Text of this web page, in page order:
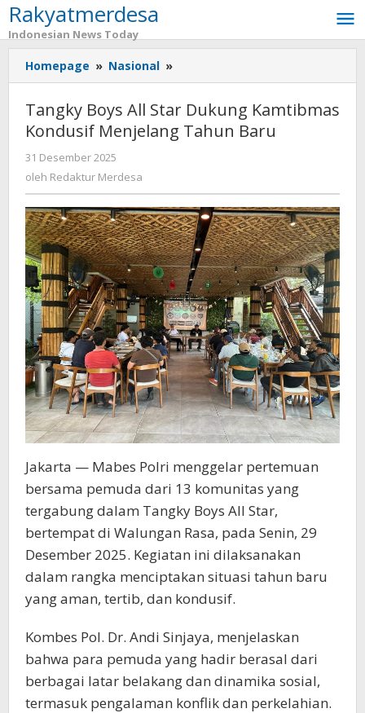
Lewati
ke
konten
Rakyatmerdesa
Indonesian News Today
Homepage » Nasional »
Boys
Star
Dukung
Baru
Tangky Boys All Star Dukung Kamtibmas
Kondusif Menjelang Tahun Baru
31 Desember 2025
Redaktur
oleh Redaktur Merdesa
Jakarta — Mabes Polri menggelar pertemuan
bersama pemuda dari 13 komunitas yang
tergabung dalam Tangky Boys All Star,
bertempat di Walungan Rasa, pada Senin, 29
Desember 2025. Kegiatan ini dilaksanakan
dalam rangka menciptakan situasi tahun baru
yang aman, tertib, dan kondusif.
Kombes Pol. Dr. Andi Sinjaya, menjelaskan
bahwa para pemuda yang hadir berasal dari
berbagai latar belakang dan dinamika sosial,
termasuk pengalaman konflik dan perkelahian.